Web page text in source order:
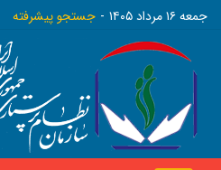
جمعه ١٦ مرداد ١٤٠٥ جستجو پیشرفته